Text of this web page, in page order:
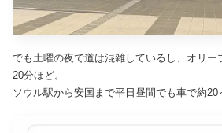
でも土曜の夜で道は混雑しているし、オリー
20分ほど。
ソウル駅から安国まで平日昼間でも車で約20